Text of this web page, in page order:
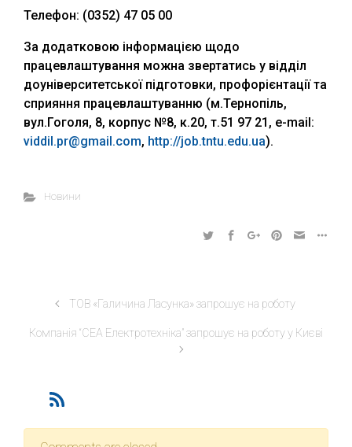
Телефон: (0352) 47 05 00
За додатковою інформацією щодо
працевлаштування можна звертатись у відділ
доуніверситетської підготовки, профорієнтації та
сприяння працевлаштуванню (м.Тернопіль,
вул.Гоголя, 8, корпус №8, к.20, т.51 97 21, e-mail:
viddil.pr@gmail.com, http://job.tntu.edu.ua).
Новини
ТОВ «Галичина Ласунка» запрошує на роботу
Компанія “СЕА Електротехніка” запрошує на роботу у Києві